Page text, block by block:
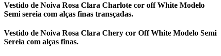
Vestido de Noiva Rosa Clara Charlote cor off White Modelo
Semi sereia com alças finas transçadas.
Vestido de Noiva Rosa Clara Chery cor Off White Modelo Semi
Sereia com alças finas.